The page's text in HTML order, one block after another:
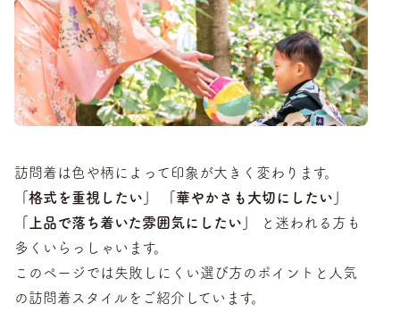
訪問着は色や柄によって印象が大きく変わります。
「格式を重視したい」 「華やかさも大切にしたい」
「上品で落ち着いた雰囲気にしたい」
と迷われる方も
多くいらっしゃいます。
このページでは失敗しにくい選び方のポイントと人気
の訪問着スタイルをご紹介しています。